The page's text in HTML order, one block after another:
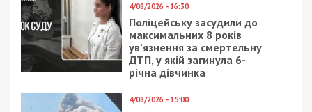
Рекламні блоки дають нам змогу
залишатися незалежними ЗМІ, а вам -
отримувати найсвіжіші новини під ними.
за останніми новинами!